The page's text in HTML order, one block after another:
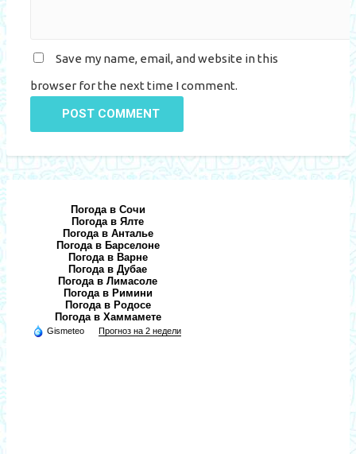
Save my name, email, and website in this
browser for the next time I comment.
POST COMMENT
Погода в Сочи
Погода в Ялте
Погода в Анталье
Погода в Барселоне
Погода в Варне
Погода в Дубае
Погода в Лимасоле
Погода в Римини
Погода в Родосе
Погода в Хаммамете
Gismeteo Прогноз на 2 недели